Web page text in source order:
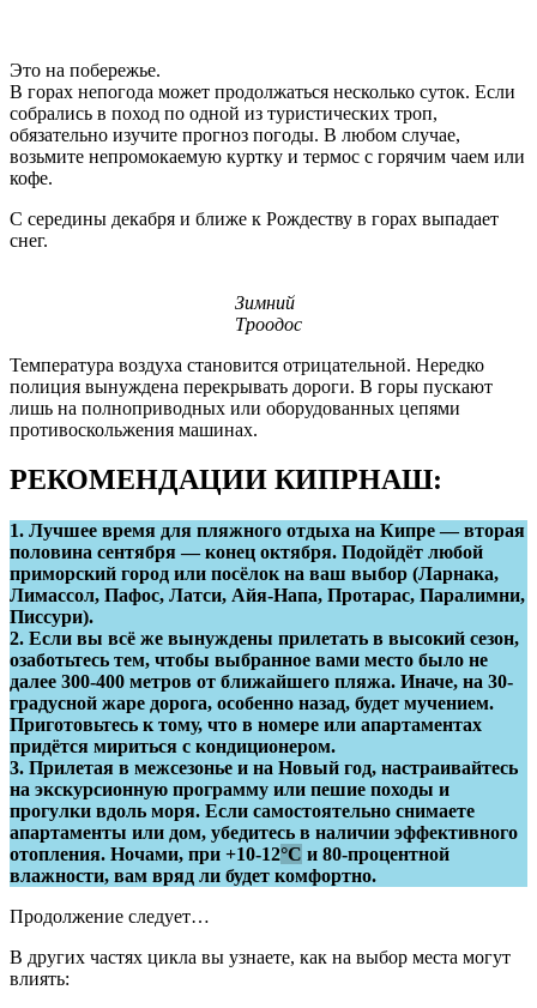
Это на побережье.
В горах непогода может продолжаться несколько суток. Если
собрались в поход по одной из туристических троп,
обязательно изучите прогноз погоды. В любом случае,
возьмите непромокаемую куртку и термос с горячим чаем или
кофе.
С середины декабря и ближе к Рождеству в горах выпадает
снег.
Зимний
Троодос
Температура воздуха становится отрицательной. Нередко
полиция вынуждена перекрывать дороги. В горы пускают
лишь на полноприводных или оборудованных цепями
противоскольжения машинах.
РЕКОМЕНДАЦИИ КИПРНАШ:
1. Лучшее время для пляжного отдыха на Кипре — вторая
половина сентября — конец октября. Подойдёт любой
приморский город или посёлок на ваш выбор (Ларнака,
Лимассол, Пафос, Латси, Айя-Напа, Протарас, Паралимни,
Писсури).
2. Если вы всё же вынуждены прилетать в высокий сезон,
озаботьтесь тем, чтобы выбранное вами место было не
далее 300-400 метров от ближайшего пляжа. Иначе, на 30-
градусной жаре дорога, особенно назад, будет мучением.
Приготовьтесь к тому, что в номере или апартаментах
придётся мириться с кондиционером.
3. Прилетая в межсезонье и на Новый год, настраивайтесь
на экскурсионную программу или пешие походы и
прогулки вдоль моря. Если самостоятельно снимаете
апартаменты или дом, убедитесь в наличии эффективного
отопления. Ночами, при +10-12°C и 80-процентной
влажности, вам вряд ли будет комфортно.
Продолжение следует…
В других частях цикла вы узнаете, как на выбор места могут
влиять: